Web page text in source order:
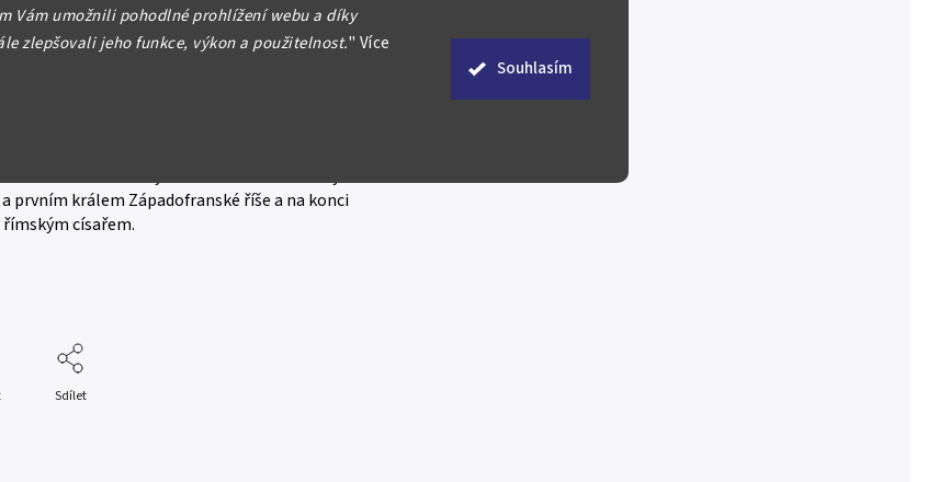
Vám umožnili pohodlné prohlížení webu a díky
zlepšovali jeho funkce, výkon a použitelnost." Více
Souhlasím
Denár Karla II. (zvaný
Chauve
prvním králem Západofranské říše a na konci
císařem.
Sdílet